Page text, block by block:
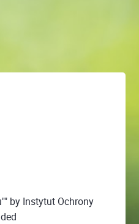
by Instytut Ochrony